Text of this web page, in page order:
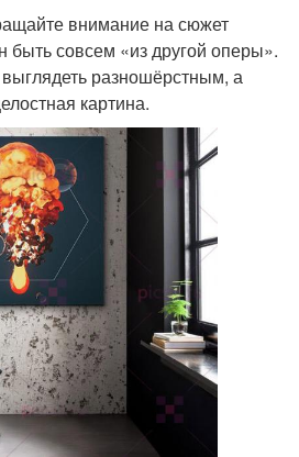
внимание на сюжет
быть совсем «из другой оперы».
разношёрстным, а
картина.